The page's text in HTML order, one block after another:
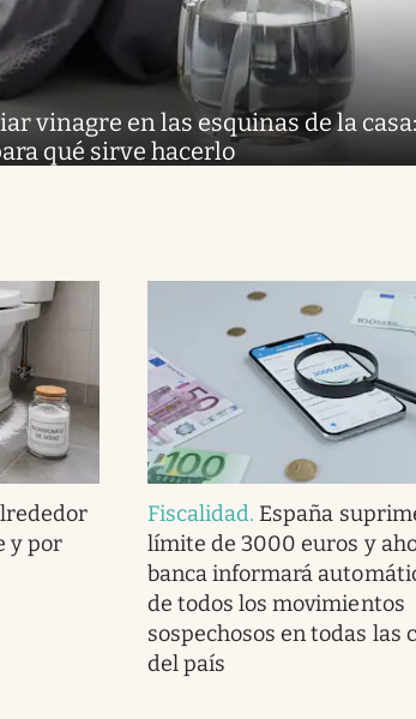
vinagre en las esquinas de la
qué sirve hacerlo
y por
Fiscalidad. España
límite de 3000 euros y
banca informará
de todos los movimientos
sospechosos en todas las
del país